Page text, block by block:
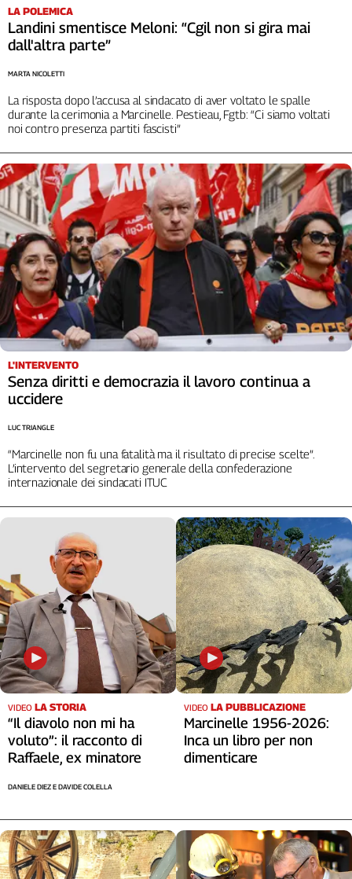
Lombardia
Marche
Sardegna
Sicilia
Trentino
Umbria
D'Aosta
Veneto
Archivio
Storico
1955-
2014
Contatti
La
redazione
Newsletter
Social
LA POLEMICA
Landini smentisce Meloni: “Cgil non si gira mai
dall'altra parte”
La risposta dopo l’accusa al sindacato di aver voltato le spalle
durante la cerimonia a Marcinelle. Pestieau, Fgtb: “Ci siamo voltati
noi contro presenza partiti fascisti”
MARTA NICOLETTI
L'INTERVENTO
Senza diritti e democrazia il lavoro continua a
uccidere
“Marcinelle non fu una fatalità ma il risultato di precise scelte”.
L’intervento del segretario generale della confederazione
internazionale dei sindacati ITUC
LUC TRIANGLE
VIDEO LA STORIA
“Il diavolo non mi ha
voluto”: il racconto di
Raffaele, ex minatore
DANIELE DIEZ E DAVIDE COLELLA
VIDEO LA PUBBLICAZIONE
Marcinelle 1956-2026:
Inca un libro per non
dimenticare